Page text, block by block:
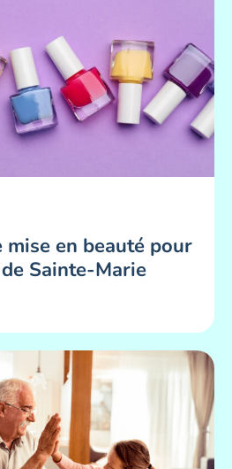
mise en beauté pour
Sainte-Marie